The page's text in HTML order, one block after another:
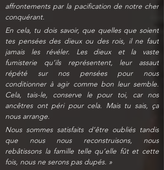
affrontements par la pacification de notre cher
conquérant.
En cela, tu dois savoir, que quelles que soient
tes pensées des dieux ou des rois, il ne faut
jamais les révéler. Les dieux et la vaste
fumisterie qu’ils représentent, leur assaut
répété sur nos pensées pour nous
conditionner à agir comme bon leur semble.
Cela, tais-le, conserve le pour toi, car nos
ancêtres ont péri pour cela. Mais tu sais, ça
nous arrange.
Nous sommes satisfaits d’être oubliés tandis
que nous nous reconstruisons, nous
rebâtissons la famille telle qu’elle fût et cette
fois, nous ne serons pas dupés. »